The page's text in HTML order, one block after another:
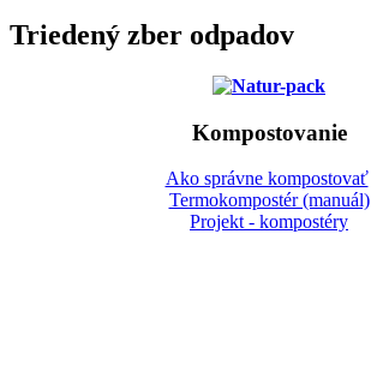
Triedený zber odpadov
Kompostovanie
Ako správne kompostovať
Termokompostér (manuál)
Projekt - kompostéry